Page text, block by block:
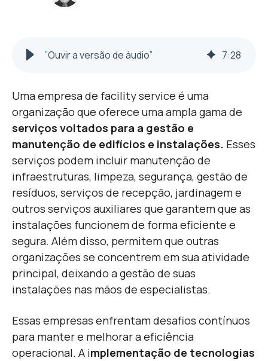
”Ouvir a versão de áudio” 7:28
Uma empresa de facility service é uma
organização que oferece uma ampla gama de
serviços voltados para a gestão e
manutenção de edifícios e instalações. Esses
serviços podem incluir manutenção de
infraestruturas, limpeza, segurança, gestão de
resíduos, serviços de recepção, jardinagem e
outros serviços auxiliares que garantem que as
instalações funcionem de forma eficiente e
segura. Além disso, permitem que outras
organizações se concentrem em sua atividade
principal, deixando a gestão de suas
instalações nas mãos de especialistas.
Essas empresas enfrentam desafios contínuos
para manter e melhorar a eficiência
operacional. A implementação de tecnologias